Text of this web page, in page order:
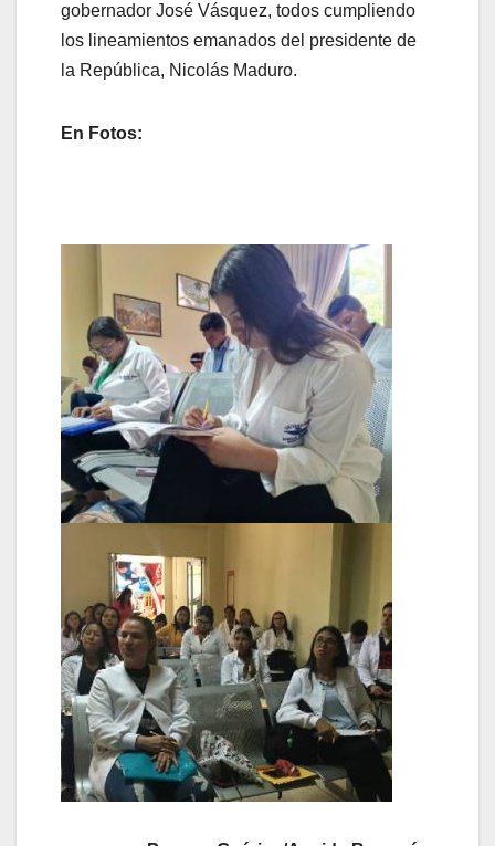
gobernador José Vásquez, todos cumpliendo
los lineamientos emanados del presidente de
la República, Nicolás Maduro.
En Fotos: